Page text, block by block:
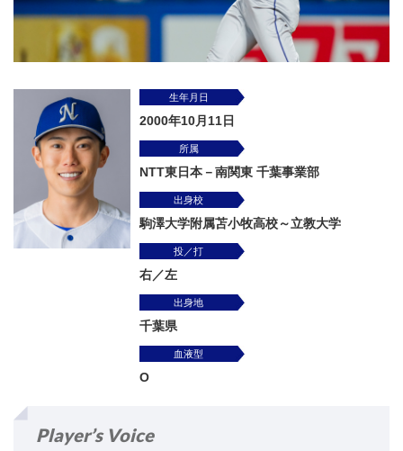
生年月日
2000年10月11日
所属
NTT東日本－南関東 千葉事業部
出身校
駒澤大学附属苫小牧高校～立教大学
投／打
右／左
出身地
千葉県
血液型
O
Player’s Voice